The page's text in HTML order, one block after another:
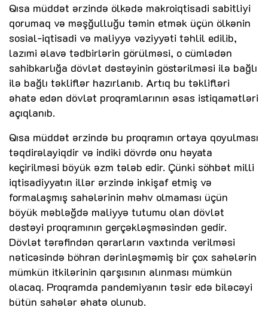
Qısa müddət ərzində ölkədə makroiqtisadi sabitliyi
qorumaq və məşğulluğu təmin etmək üçün ölkənin
sosial-iqtisadi və maliyyə vəziyyəti təhlil edilib,
lazımi əlavə tədbirlərin görülməsi, o cümlədən
sahibkarlığa dövlət dəstəyinin göstərilməsi ilə bağlı
ilə bağlı təkliflər hazırlanıb. Artıq bu təklifləri
əhatə edən dövlət proqramlarının əsas istiqamətləri
açıqlanıb.
Qısa müddət ərzində bu proqramın ortaya qoyulması
təqdirəlayiqdir və indiki dövrdə onu həyata
keçirilməsi böyük əzm tələb edir. Çünki söhbət milli
iqtisadiyyatın illər ərzində inkişaf etmiş və
formalaşmış sahələrinin məhv olmaması üçün
böyük məbləğdə maliyyə tutumu olan dövlət
dəstəyi proqramının gerçəkləşməsindən gedir.
Dövlət tərəfindən qərarların vaxtında verilməsi
nəticəsində böhran dərinləşməmiş bir çox sahələrin
mümkün itkilərinin qarşısının alınması mümkün
olacaq. Proqramda pandemiyanın təsir edə biləcəyi
bütün sahələr əhatə olunub.